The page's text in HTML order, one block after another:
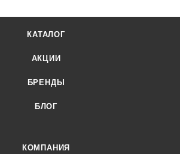
КАТАЛОГ
АКЦИИ
БРЕНДЫ
БЛОГ
КОМПАНИЯ